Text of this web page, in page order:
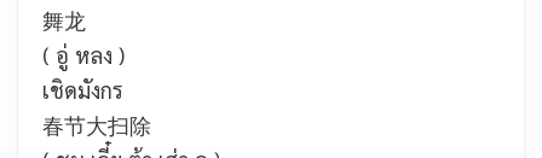
舞龙
( อู่ หลง )
เชิดมังกร
春节大扫除